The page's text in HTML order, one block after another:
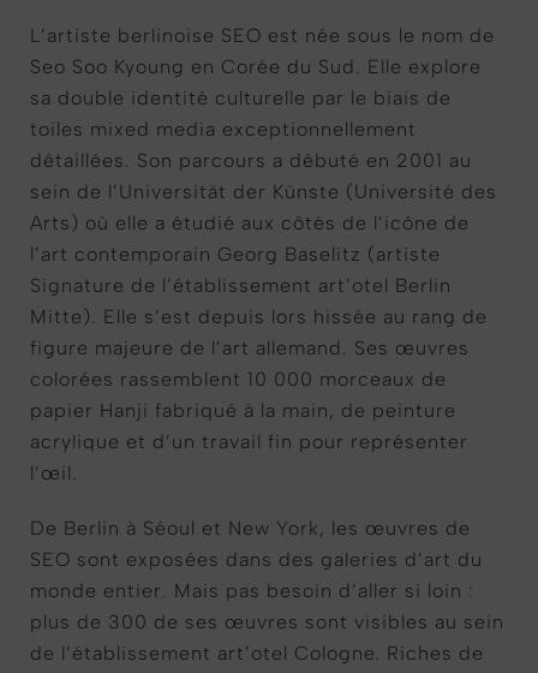
L’artiste berlinoise SEO est née sous le nom de
Seo Soo Kyoung en Corée du Sud. Elle explore
sa double identité culturelle par le biais de
toiles mixed media exceptionnellement
détaillées. Son parcours a débuté en 2001 au
sein de l’Universität der Künste (Université des
Arts) où elle a étudié aux côtés de l’icône de
l’art contemporain Georg Baselitz (artiste
Signature de l’établissement art’otel Berlin
Mitte). Elle s’est depuis lors hissée au rang de
figure majeure de l’art allemand. Ses œuvres
colorées rassemblent 10 000 morceaux de
papier Hanji fabriqué à la main, de peinture
acrylique et d’un travail fin pour représenter
l’œil.
De Berlin à Séoul et New York, les œuvres de
SEO sont exposées dans des galeries d’art du
monde entier. Mais pas besoin d’aller si loin :
plus de 300 de ses œuvres sont visibles au sein
de l’établissement art’otel Cologne. Riches de